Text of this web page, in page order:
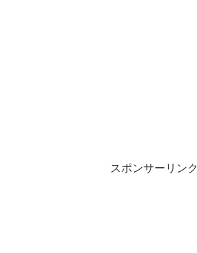
スポンサーリンク